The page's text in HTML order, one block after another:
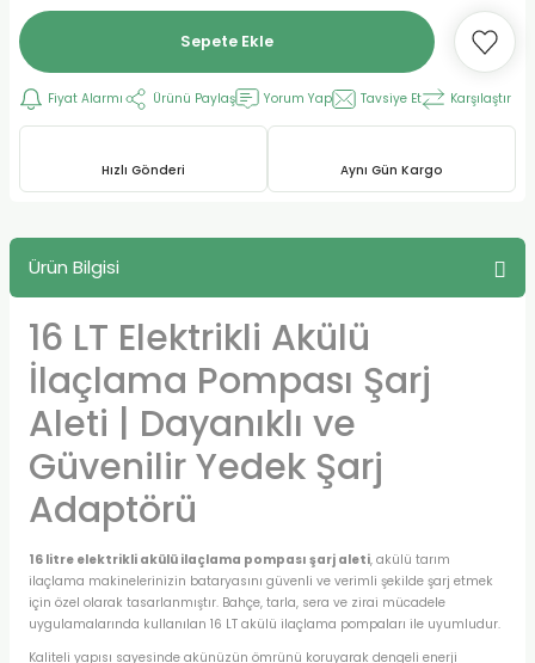
Sepete Ekle
Fiyat Alarmı Ürünü Paylaş Yorum Yap Tavsiye Et Karşılaştır
Hızlı Gönderi Aynı Gün Kargo
Ürün Bilgisi
16 LT Elektrikli Akülü
İlaçlama Pompası Şarj
Aleti | Dayanıklı ve
Güvenilir Yedek Şarj
Adaptörü
16 litre elektrikli akülü ilaçlama pompası şarj aleti, akülü tarım
ilaçlama makinelerinizin bataryasını güvenli ve verimli şekilde şarj etmek
için özel olarak tasarlanmıştır. Bahçe, tarla, sera ve zirai mücadele
uygulamalarında kullanılan 16 LT akülü ilaçlama pompaları ile uyumludur.
Kaliteli yapısı sayesinde akünüzün ömrünü koruyarak dengeli enerji